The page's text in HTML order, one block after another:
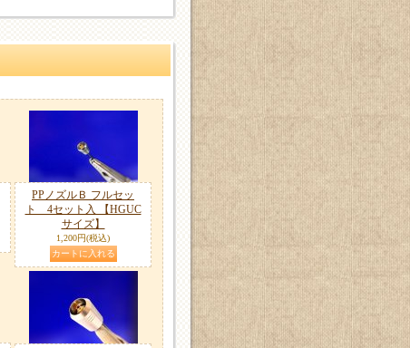
PPノズルＢ フルセッ
ト 4セット入 【HGUC
サイズ】
1,200円(税込)